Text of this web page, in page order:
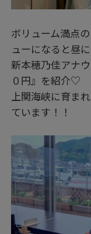
ボリューム満点
ューになると昼
新本穂乃佳アナ
０円』を紹介♡
上関海峡に育ま
ています！！